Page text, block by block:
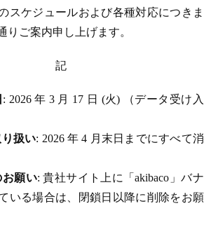
スケジュールおよび各種対応につきま
りご案内申し上げます。
記
: 2026 年 3 月 17 日 (火) （データ受け入
扱い: 2026 年 4 月末日までにすべて消
お願い: 貴社サイト上に「akibaco」バナ
いる場合は、閉鎖日以降に削除をお願